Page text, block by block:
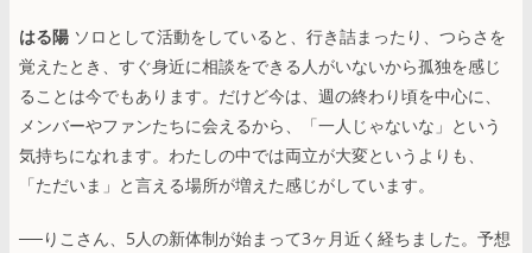
はる陽 ソロとして活動をしていると、行き詰まったり、つらさを
覚えたとき、すぐ身近に相談をできる人がいないから孤独を感じ
ることは今でもあります。だけど今は、週の終わり頃を中心に、
メンバーやファンたちに会えるから、「一人じゃないな」という
気持ちになれます。わたしの中では両立が大変というよりも、
「ただいま」と言える場所が増えた感じがしています。
──りこさん、5人の新体制が始まって3ヶ月近く経ちました。予想